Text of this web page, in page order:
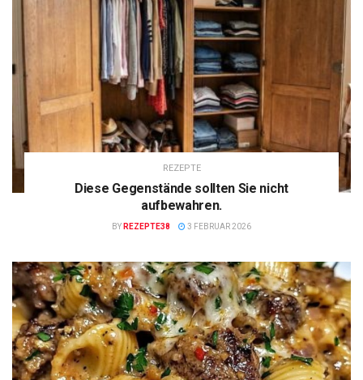
REZEPTE
Diese Gegenstände sollten Sie nicht
aufbewahren.
BY REZEPTE38 3 FEBRUAR 2026